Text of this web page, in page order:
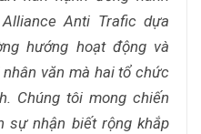
Anti Trafic dựa
hướng hoạt động và
văn mà hai tổ chức
Chúng tôi mong chiến
sự nhận biết rộng khắp